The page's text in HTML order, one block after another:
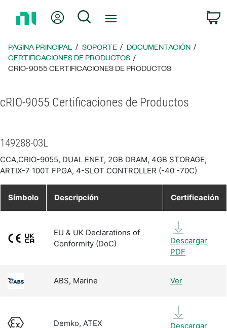
página
principal
Mi cuentaBúsqueda
PÁGINA PRINCIPAL SOPORTE
DOCUMENTACIÓN
CERTIFICACIONES DE PRODUCTOS
CRIO-9055 CERTIFICACIONES DE PRODUCTOS
cRIO-9055 Certificaciones de Productos
149288-03L
CCA,CRIO-9055, DUAL ENET, 2GB DRAM, 4GB STORAGE,
ARTIX-7 100T FPGA, 4-SLOT CONTROLLER (-40 -70C)
Símbolo Descripción Certificación
EU & UK Declarations of
Conformity (DoC)
Descargar
PDF
ABS, Marine Ver
Demko, ATEX
Descargar